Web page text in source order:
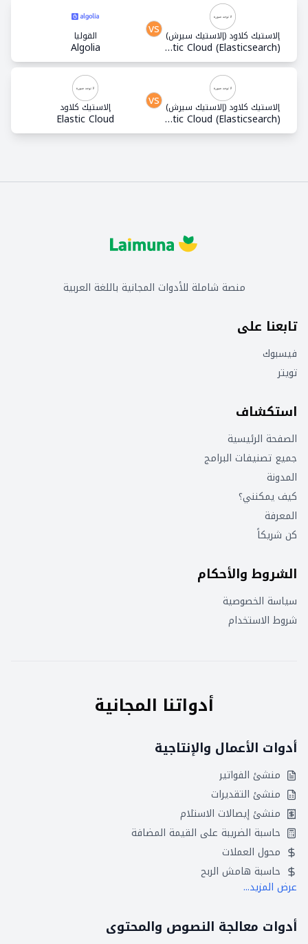
إلاستيك كلاود (إلاستيك سيرش)
Elastic Cloud (Elasticsearch)
القوليا
Algolia
vs
إلاستيك كلاود (إلاستيك سيرش)
Elastic Cloud (Elasticsearch)
إلاستيك كلاود
Elastic Cloud
vs
منصة شاملة للأدوات المجانية باللغة العربية
تابعنا على
فيسبوك
تويتر
استكشاف
الصفحة الرئيسية
جميع تصنيفات البرامج
المدونة
كيف يمكنني؟
المعرفة
كن شريكاً
الشروط والأحكام
سياسة الخصوصية
شروط الاستخدام
أدواتنا المجانية
أدوات الأعمال والإنتاجية
منشئ الفواتير
منشئ التقديرات
منشئ إيصالات الاستلام
حاسبة الضريبة على القيمة المضافة
محول العملات
حاسبة هامش الربح
عرض المزيد...
أدوات معالجة النصوص والمحتوى